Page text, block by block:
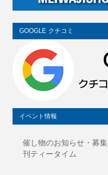
GOOGLE クチコミ
イベント情報
催し物のお知らせ・募
刊ティータイム